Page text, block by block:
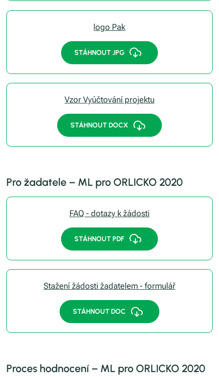
logo Pak
STÁHNOUT JPG
Vzor Vyúčtování projektu
STÁHNOUT DOCX
Pro žadatele – ML pro ORLICKO 2020
FAQ - dotazy k žádosti
STÁHNOUT PDF
Stažení žádosti žadatelem - formulář
STÁHNOUT DOC
Proces hodnocení – ML pro ORLICKO 2020